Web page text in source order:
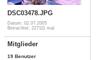
DSC03478.JPG
Datum: 02.07.2005
Betrachtet: 227111 mal
Mitglieder
19 Benutzer